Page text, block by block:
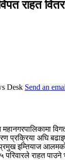
राहत
Desk Send an
प्रक्रिया अघि
प्रमुख इम्तियाज
परिवारले राहत